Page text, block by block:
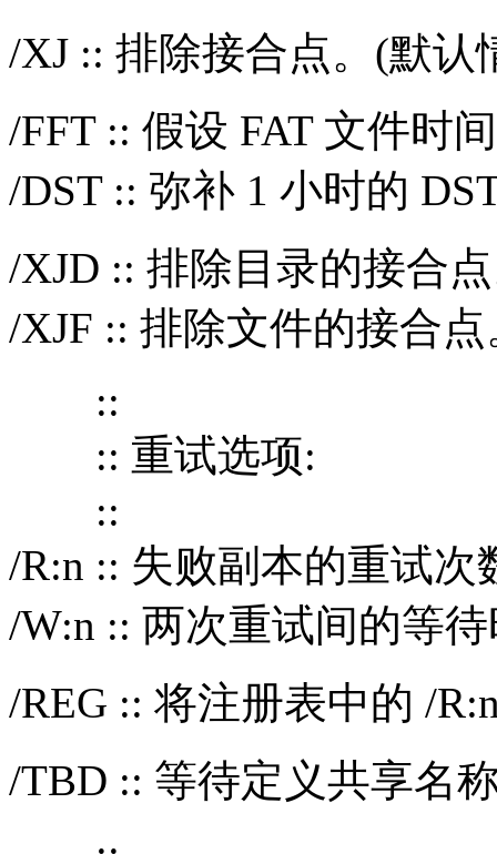
/XJ :: 排除接合点。(默认
/FFT :: 假设 FAT 文件时
/DST :: 弥补 1 小时的
/XJD :: 排除目录的接合
/XJF :: 排除文件的接合点
::
:: 重试选项:
::
/R:n :: 失败副本的重试次
/W:n :: 两次重试间的等
/REG :: 将注册表中的 /
/TBD :: 等待定义共享名